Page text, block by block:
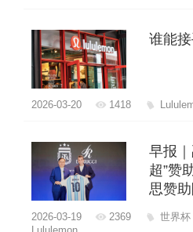
谁能
2026-03-20 1418
早报
超”赞
思赞
2026-03-19 2369 世界杯